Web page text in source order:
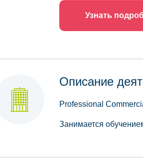
Узнать
Описание
Professional
Занимается